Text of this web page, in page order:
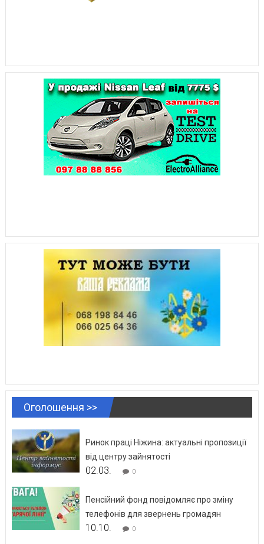
Оголошення >>
Ринок праці Ніжина: актуальні пропозиції
від центру зайнятості
02.03. 0
Пенсійний фонд повідомляє про зміну
телефонів для звернень громадян
10.10. 0